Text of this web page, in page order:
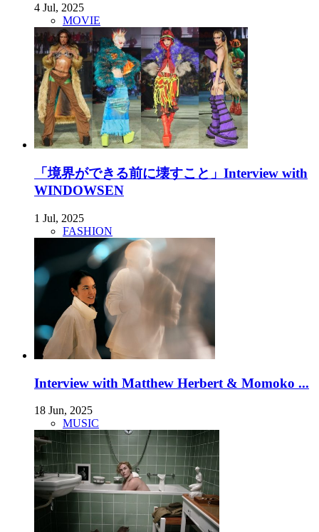
4 Jul, 2025
MOVIE
「境界ができる前に壊すこと」Interview with
WINDOWSEN
1 Jul, 2025
FASHION
Interview with Matthew Herbert & Momoko ...
18 Jun, 2025
MUSIC